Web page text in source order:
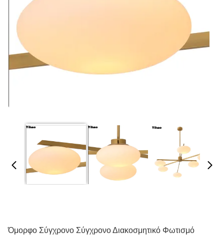
Όμορφο Σύγχρονο Σύγχρονο Διακοσμητικό Φωτισμό